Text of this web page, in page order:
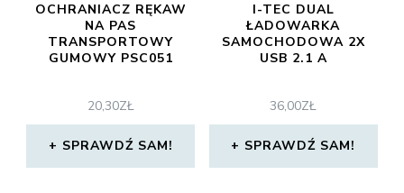
OCHRANIACZ RĘKAW
NA PAS
TRANSPORTOWY
GUMOWY PSC051
20,30ZŁ
SPRAWDŹ SAM!
I-TEC DUAL
ŁADOWARKA
SAMOCHODOWA 2X
USB 2.1 A
36,00ZŁ
SPRAWDŹ SAM!